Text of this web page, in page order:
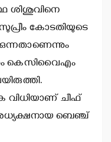
ശിശുവിനെ
കോടതിയുടെ
കെസിവൈഎം
വിധിയാണ് ചീഫ്
ബെഞ്ച്